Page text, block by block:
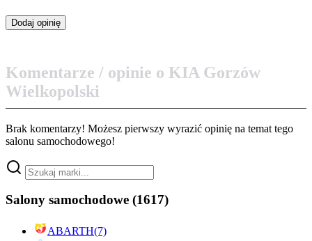
Komentarze / opinie o KIA Gorzów
Wielkopolski
Brak komentarzy! Możesz pierwszy wyrazić opinię na temat tego
salonu samochodowego!
Salony samochodowe (1617)
ABARTH(7)